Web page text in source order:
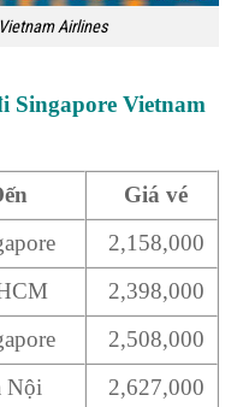
Airlines
Singapore Vietnam
Giá vé
2,158,000
2,398,000
2,508,000
Nội
2,627,000